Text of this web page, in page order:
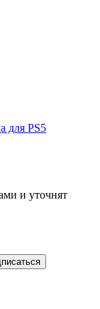
для PS5
и уточнят